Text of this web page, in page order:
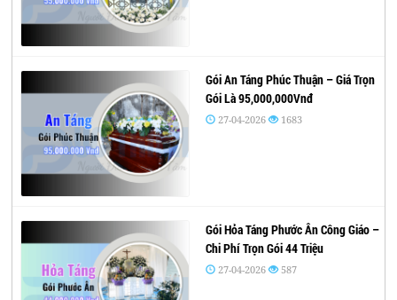
Gói An Táng Phúc Thuận – Giá Trọn
Gói Là 95,000,000Vnđ
27-04-2026 1683
Gói Hỏa Táng Phước Ân Công Giáo –
Chi Phí Trọn Gói 44 Triệu
27-04-2026 587